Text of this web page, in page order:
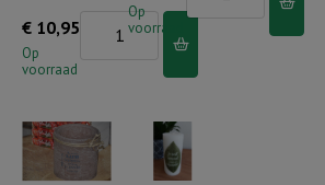
€ 10,95
Op
voorraad
Stompkaars
een
hert
Op
voorraad
H&L
-
Licht